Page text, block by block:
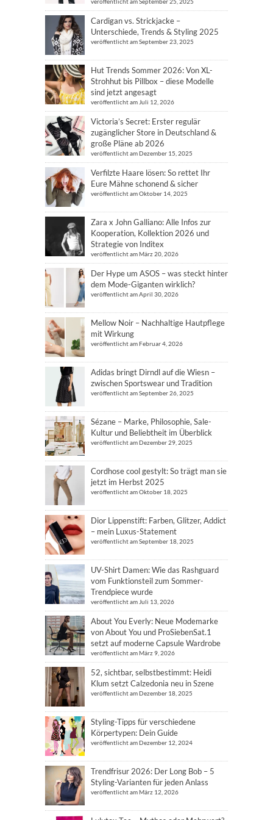
Cardigan vs. Strickjacke –
Unterschiede, Trends & Styling 2025
veröffentlicht am September 23, 2025
Hut Trends Sommer 2026: Von XL-
Strohhut bis Pillbox – diese Modelle
sind jetzt angesagt
veröffentlicht am Juli 12, 2026
Victoria’s Secret: Erster regulär
zugänglicher Store in Deutschland &
große Pläne ab 2026
veröffentlicht am Dezember 15, 2025
Verfilzte Haare lösen: So rettet Ihr
Eure Mähne schonend & sicher
veröffentlicht am Oktober 14, 2025
Zara x John Galliano: Alle Infos zur
Kooperation, Kollektion 2026 und
Strategie von Inditex
veröffentlicht am März 20, 2026
Der Hype um ASOS – was steckt hinter
dem Mode-Giganten wirklich?
veröffentlicht am April 30, 2026
Mellow Noir – Nachhaltige Hautpflege
mit Wirkung
veröffentlicht am Februar 4, 2026
Adidas bringt Dirndl auf die Wiesn –
zwischen Sportswear und Tradition
veröffentlicht am September 26, 2025
Sézane – Marke, Philosophie, Sale-
Kultur und Beliebtheit im Überblick
veröffentlicht am Dezember 29, 2025
Cordhose cool gestylt: So trägt man sie
jetzt im Herbst 2025
veröffentlicht am Oktober 18, 2025
Dior Lippenstift: Farben, Glitzer, Addict
– mein Luxus-Statement
veröffentlicht am September 18, 2025
UV-Shirt Damen: Wie das Rashguard
vom Funktionsteil zum Sommer-
Trendpiece wurde
veröffentlicht am Juli 13, 2026
About You Everly: Neue Modemarke
von About You und ProSiebenSat.1
setzt auf moderne Capsule Wardrobe
veröffentlicht am März 9, 2026
52, sichtbar, selbstbestimmt: Heidi
Klum setzt Calzedonia neu in Szene
veröffentlicht am Dezember 18, 2025
Styling-Tipps für verschiedene
Körpertypen: Dein Guide
veröffentlicht am Dezember 12, 2024
Trendfrisur 2026: Der Long Bob – 5
Styling-Varianten für jeden Anlass
veröffentlicht am März 12, 2026